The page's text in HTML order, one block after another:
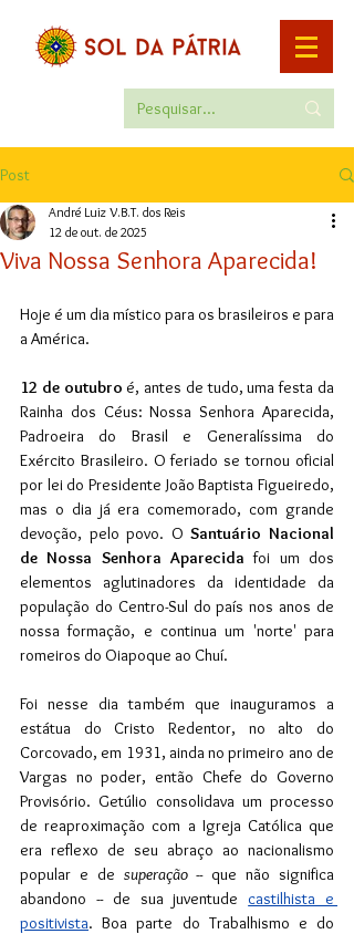
Post
Viva Nossa Senhora Aparecida!
André Luiz V.B.T. dos Reis
12 de out. de 2025
Hoje é um dia místico para os brasileiros e para
a América.
12 de outubro é, antes de tudo, uma festa da
Rainha dos Céus: Nossa Senhora Aparecida,
Padroeira do Brasil e Generalíssima do
Exército Brasileiro. O feriado se tornou oficial
por lei do Presidente João Baptista Figueiredo,
mas o dia já era comemorado, com grande
devoção, pelo povo. O Santuário Nacional
de Nossa Senhora Aparecida foi um dos
elementos aglutinadores da identidade da
população do Centro-Sul do país nos anos de
nossa formação, e continua um 'norte' para
romeiros do Oiapoque ao Chuí.
Foi nesse dia também que inauguramos a
estátua do Cristo Redentor, no alto do
Corcovado, em 1931, ainda no primeiro ano de
Vargas no poder, então Chefe do Governo
Provisório. Getúlio consolidava um processo
de reaproximação com a Igreja Católica que
era reflexo de seu abraço ao nacionalismo
popular e de superação -- que não significa
abandono -- de sua juventude castilhista e
positivista. Boa parte do Trabalhismo e do